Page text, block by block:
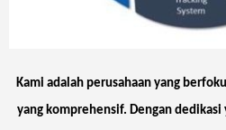
Kami adalah perusahaan yang
yang komprehensif. Dengan